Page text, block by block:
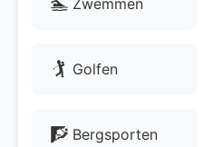
🏌 Golfen
🧗 Bergsporten